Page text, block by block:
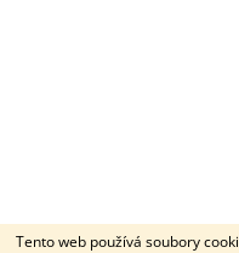
Tento web používá soubory